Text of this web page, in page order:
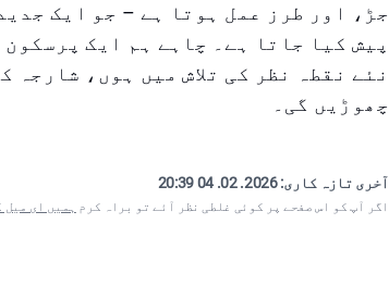
جڑ، اور طرز عمل ہوتا ہے – جو ایک
پیش کیا جاتا ہے۔ چاہے ہم ایک
نئے نقطہ نظر کی تلاش میں ہوں،
چھوڑیں گی۔
آخری تازہ کاری:2026. 02. 04 20:39
اگر آپ کو اس صفحے پر کوئی غلطی نظر آئے تو براہ کرم ہمیں ای